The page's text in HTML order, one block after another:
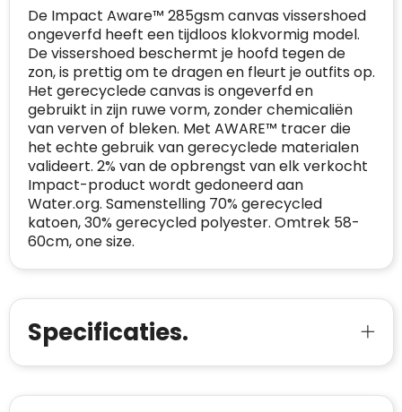
De Impact Aware™ 285gsm canvas vissershoed
ongeverfd heeft een tijdloos klokvormig model.
De vissershoed beschermt je hoofd tegen de
zon, is prettig om te dragen en fleurt je outfits op.
Het gerecyclede canvas is ongeverfd en
gebruikt in zijn ruwe vorm, zonder chemicaliën
van verven of bleken. Met AWARE™ tracer die
het echte gebruik van gerecyclede materialen
valideert. 2% van de opbrengst van elk verkocht
Impact-product wordt gedoneerd aan
Water.org. Samenstelling 70% gerecycled
katoen, 30% gerecycled polyester. Omtrek 58-
60cm, one size.
Specificaties.
CONTACTGEGEVENS
Telefoonnummer +32 479 88 00 36 Geverifieerd
E-
mailadres:
Geverifieerd
BEDRIJFSGEGEVENS
Bedrijfsnaam: Linkkado
Domein:
Aantal werknemers:
Trustindex-certificaat
2026-04-22
Trustindex controleert websites voortdurend
op veiligheidsproblemen.
Safe Browsing:geen probleem
gedetecteerd
Blacklist Geen site op de zwarte lijst
Geldig SSL-certificaat
Spam E-mail is spamvrij
Websites die consequent een hoog niveau
van klanttevredenheid handhaven en
voldoen aan een hoog niveau van
veiligheidsprotocol, kunnen Trustindex-
certificaat verkrijgen. Zoekt u bij het winkelen
naar de certificaten van Trustindex en koopt u
met vertrouwen!
Meer informatie»
Bouwt u vertrouwen op en verhoogt u uw
verkoop met de Trustindex-certificaat.
Meer informatie»